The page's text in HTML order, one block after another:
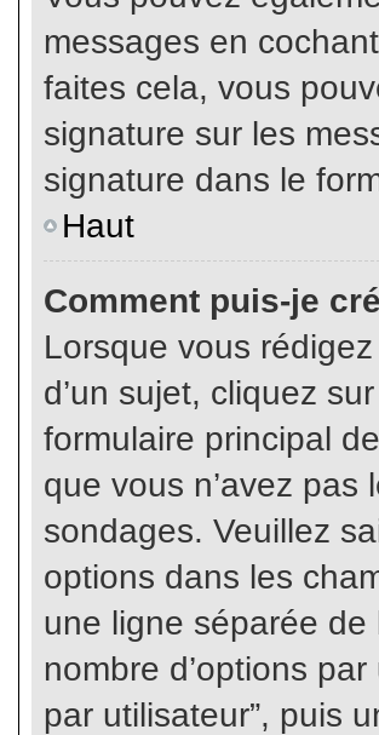
messages en
faites cela, vous
signature sur les
signature dans le
Haut
Comment puis-je
Lorsque vous
d’un sujet, cliquez
formulaire principal
que vous n’avez
sondages. Veuillez
options dans les
une ligne séparée
nombre d’options
par utilisateur”, puis